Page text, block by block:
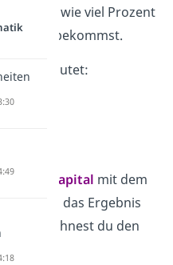
, also wie viel Prozent
Jahr bekommst.
Formel lautet:
sie:
dein
Kapital mit dem
teilst du das Ergebnis
rechnest du den